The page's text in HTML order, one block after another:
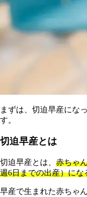
ま ずは、切迫早産にな
す。
切迫早産とは
切迫早産とは、 赤ちゃ
週6日までの出産）に
早産で生まれた赤ちゃ